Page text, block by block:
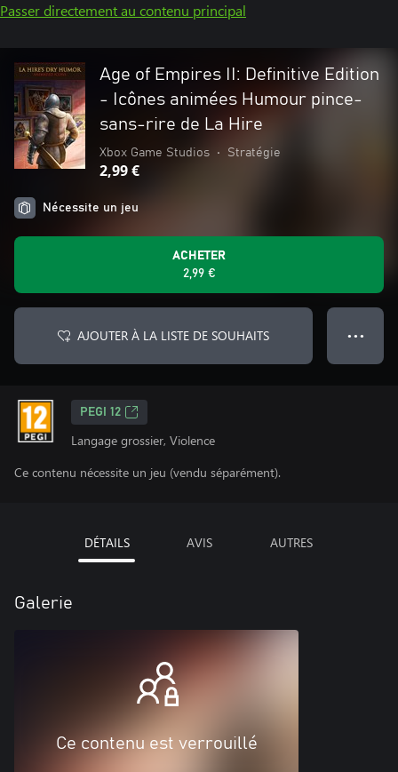
Passer directement au contenu principal
Age of Empires II: Definitive Edition
- Icônes animées Humour pince-
sans-rire de La Hire
Xbox Game Studios • Stratégie
2,99 €
Nécessite un jeu
ACHETER
2,99 €
AJOUTER À LA LISTE DE SOUHAITS ● ● ●
PEGI 12
Langage grossier, Violence
Ce contenu nécessite un jeu (vendu séparément).
DÉTAILS AVIS AUTRES
Galerie
Ce contenu est verrouillé